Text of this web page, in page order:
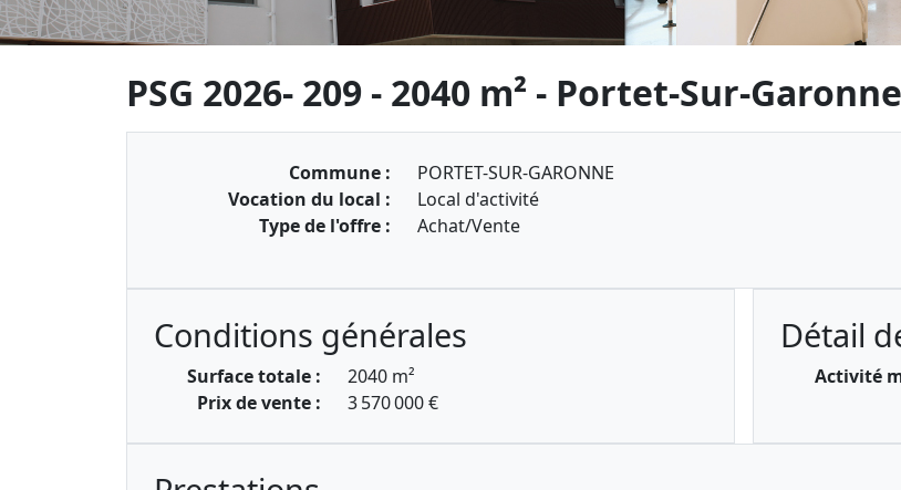
PSG 2026- 209 - 2040 m² - Portet-Sur-
Commune :
PORTET-SUR-GARONNE
Vocation du local :
Local d'activité
Type de l'offre :
Achat/Vente
Conditions générales
Surface totale :
2040 m²
Prix de vente :
3 570 000 €
Détail
Activité